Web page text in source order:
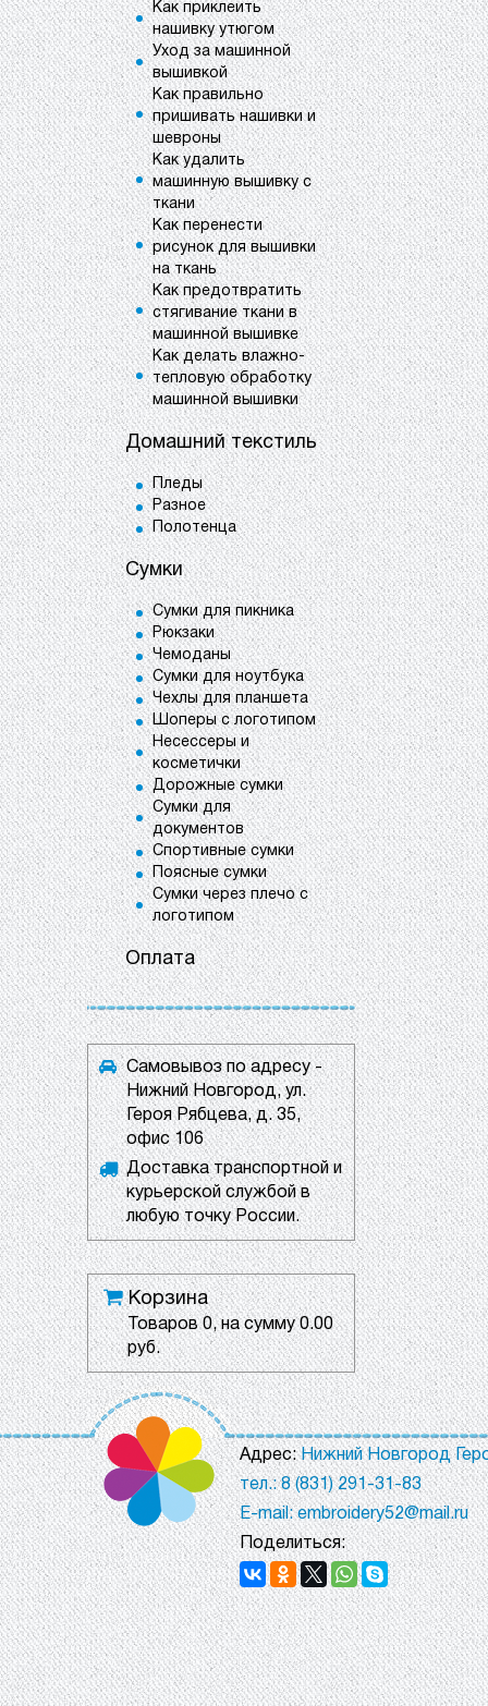
Как приклеить
нашивку утюгом
Уход за машинной
вышивкой
Как правильно
пришивать нашивки и
шевроны
Как удалить
машинную вышивку с
ткани
Как перенести
рисунок для вышивки
на ткань
Как предотвратить
стягивание ткани в
машинной вышивке
Как делать влажно-
тепловую обработку
машинной вышивки
Домашний текстиль
Пледы
Разное
Полотенца
Сумки
Сумки для пикника
Рюкзаки
Чемоданы
Сумки для ноутбука
Чехлы для планшета
Шоперы с логотипом
Несессеры и
косметички
Дорожные сумки
Сумки для
документов
Спортивные сумки
Поясные сумки
Сумки через плечо с
логотипом
Оплата
Самовывоз по адресу -
Нижний Новгород, ул.
Героя Рябцева, д. 35,
офис 106
Доставка транспортной и
курьерской службой в
любую точку России.
Корзина
Товаров0, на сумму0.00
руб.
Адрес:Нижний Новгород
тел.: 8 (831) 291-31-83
E-mail: embroidery52@mail.ru
Поделиться: